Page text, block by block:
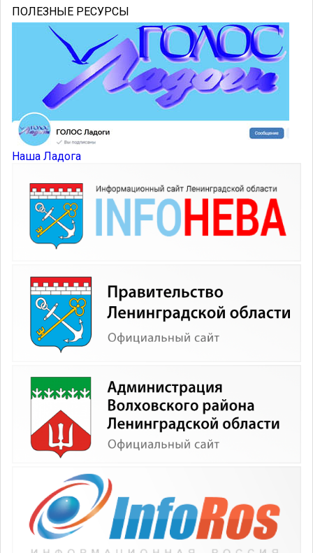
ПОЛЕЗНЫЕ РЕСУРСЫ
Наша Ладога